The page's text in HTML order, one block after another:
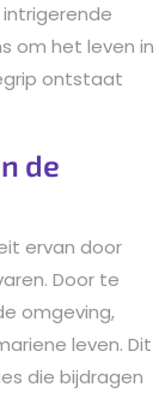
om het leven in
ontstaat
de
ervan door
Door te
omgeving,
leven. Dit
die bijdragen